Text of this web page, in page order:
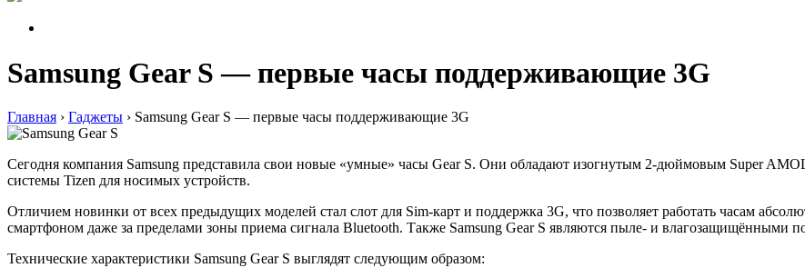
Samsung Gear S — первые часы поддерживающие 3G
Главная › Гаджеты › Samsung Gear S — первые часы поддерживающие 3G
Сегодня компания Samsung представила свои новые «умные» часы Gear S. Они обладают изогнутым 2-дюймовым Super
системы Tizen для носимых устройств.
Отличием новинки от всех предыдущих моделей стал слот для Sim-карт и поддержка 3G, что позволяет работать часам
смартфоном даже за пределами зоны приема сигнала Bluetooth. Также Samsung Gear S являются пыле- и влагозащищёнными
Технические характеристики Samsung Gear S выглядят следующим образом: